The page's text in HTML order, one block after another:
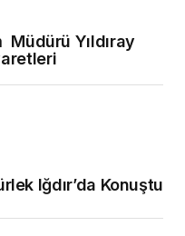
Müdürü Yıldıray
Iğdır’da Konuştu